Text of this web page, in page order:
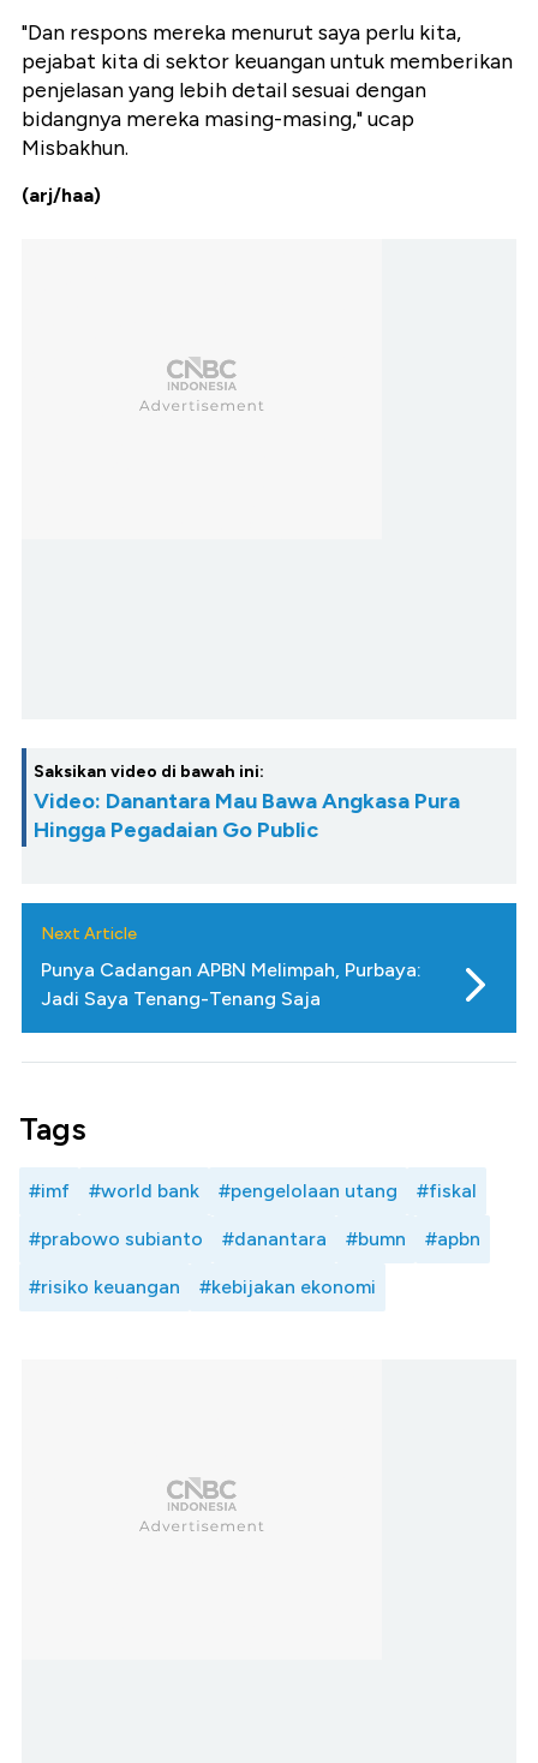
"Dan respons mereka menurut saya perlu kita,
pejabat kita di sektor keuangan untuk memberikan
penjelasan yang lebih detail sesuai dengan
bidangnya mereka masing-masing," ucap
Misbakhun.
(arj/haa)
Saksikan video di bawah ini:
Video: Danantara Mau Bawa Angkasa Pura
Hingga Pegadaian Go Public
Next Article
Punya Cadangan APBN Melimpah, Purbaya:
Jadi Saya Tenang-Tenang Saja
Tags
#imf #world bank #pengelolaan utang #fiskal
#prabowo subianto #danantara #bumn #apbn
#risiko keuangan #kebijakan ekonomi